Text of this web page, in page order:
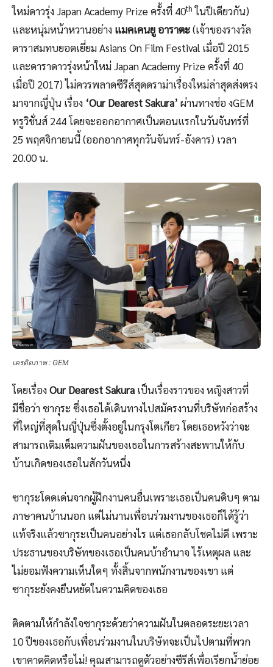
ใหม่ดาวรุ่ง Japan Academy Prize ครั้งที่ 40th ในปีเดียวกัน)
และหนุ่มหน้าหวานอย่าง แมคเคนยู อาราตะ(เจ้าของรางวัล
ดาราสมทบยอดเยี่ยม Asians On Film Festival เมื่อปี 2015
และดาราดาวรุ่งหน้าใหม่ Japan Academy Prize ครั้งที่ 40
เมื่อปี 2017) ไม่ควรพลาดซีรีส์สุดดราม่าเรื่องใหม่ล่าสุดส่งตรง
มาจากญี่ปุ่น เรื่อง ‘Our Dearest Sakura’ ผ่านทางช่อ งGEM
ทรูวิชั่นส์ 244 โดยจะออกอากาศเป็นตอนแรกในวันจันทร์ที่
25 พฤศจิกายนนี้ (ออกอากาศทุกวันจันทร์-อังคาร) เวลา
20.00 น.
เครดิตภาพ : GEM
โดยเรื่องOur Dearest Sakura เป็นเรื่องราวของ หญิงสาวที่
มีชื่อว่า ซากุระ ซึ่งเธอได้เดินทางไปสมัครงานที่บริษัทก่อสร้าง
ที่ใหญ่ที่สุดในญี่ปุ่นซึ่งตั้งอยู่ในกรุงโตเกียว โดยเธอหวังว่าจะ
สามารถเติมเต็มความฝันของเธอในการสร้างสะพานให้กับ
บ้านเกิดของเธอในสักวันหนึ่ง
ซากุระโดดเด่นจากผู้ฝึกงานคนอื่นเพราะเธอเป็นคนดิบๆ ตาม
ภาษาคนบ้านนอก แต่ไม่นานเพื่อนร่วมงานของเธอก็ได้รู้ว่า
แท้จริงแล้วซากุระเป็นคนอย่างไร แต่เธอกลับโชคไม่ดี เพราะ
ประธานของบริษัทของเธอเป็นคนบ้าอำนาจ ไร้เหตุผล และ
ไม่ยอมฟังความเห็นใดๆ ทั้งสิ้นจากพนักงานของเขา แต่
ซากุระยังคงยืนหยัดในความคิดของเธอ
ติดตามให้กำลังใจซากุระด้วยว่าความฝันในตลอดระยะเวลา
10 ปีของเธอกับเพื่อนร่วมงานในบริษัทจะเป็นไปตามที่พวก
เขาคาดคิดหรือไม่! คุณสามารถดูตัวอย่างซีรีส์เพื่อเรียกน้ำย่อย